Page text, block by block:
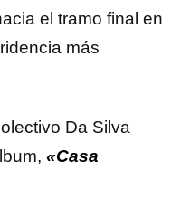
el tramo final en
más
Da Silva
«Casa